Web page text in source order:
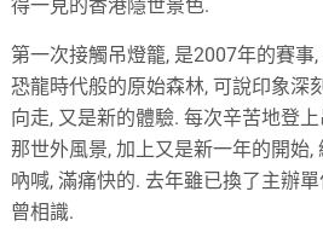
得一見的香港隱世景色.
第一次接觸吊燈籠, 是2007年的賽事
恐龍時代般的原始森林, 可說印象深
向走, 又是新的體驗. 每次辛苦地登
那世外風景, 加上又是新一年的開始,
吶喊, 滿痛快的. 去年雖已換了主辦
曾相識.